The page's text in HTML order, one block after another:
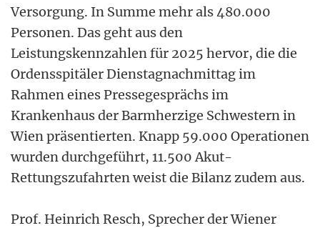
Versorgung. In Summe mehr als 480.000
Personen. Das geht aus den
Leistungskennzahlen für 2025 hervor, die die
Ordensspitäler Dienstagnachmittag im
Rahmen eines Pressegesprächs im
Krankenhaus der Barmherzige Schwestern in
Wien präsentierten. Knapp 59.000 Operationen
wurden durchgeführt, 11.500 Akut-
Rettungszufahrten weist die Bilanz zudem aus.
Prof. Heinrich Resch, Sprecher der Wiener